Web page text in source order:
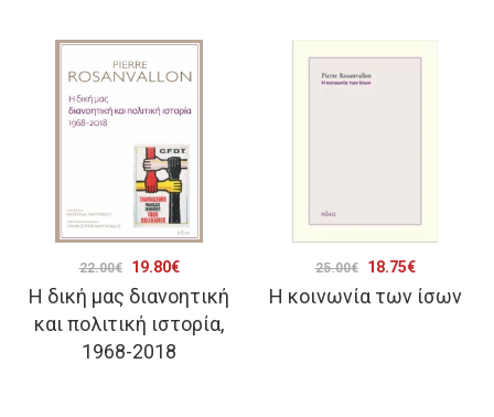
Η δική μας διανοητική
και πολιτική ιστορία,
1968-2018
22.00€
Original
price
was:
22.00€.
19.80€Η
τρέχουσα
τιμή
Η κοινωνία των ίσων
25.00€
Original
price
18.75€Η
τρέχουσα